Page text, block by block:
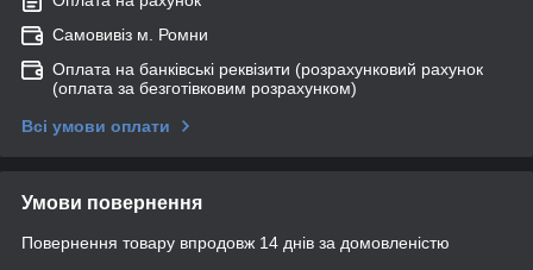
Самовивіз м. Ромни
Оплата на банківські реквізити (розрахунковий рахунок
(оплата за безготівковим розрахунком)
Всі умови оплати
Умови повернення
Повернення товару впродовж 14 днів за домовленістю